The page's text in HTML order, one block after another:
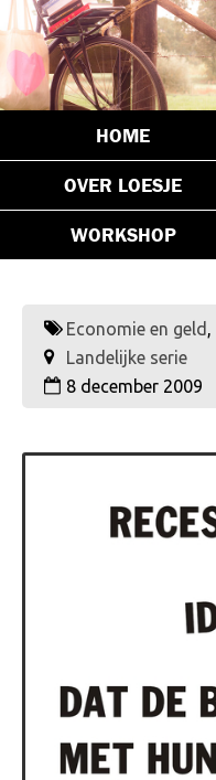
HOME
OVER LOESJE
WORKSHOP
Economie en geld ,
Landelijke serie
8 december 2009